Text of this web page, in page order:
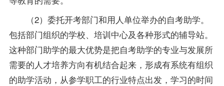
（2）委托开考部门和用人单位举办的自考助学。
包括部门组织的学校、培训中心及各种形式的辅导站。
这种部门助学的最大优势是把自考助学的专业与发展所
需要的人才培养方向有机结合起来，形成有系统有组织
的助学活动，从参学职工的行业特点出发，学习的时间